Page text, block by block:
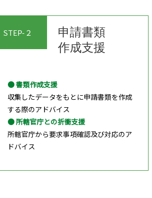
STEP-２
申請書類
作成支援
● 書類作成支援
収集したデータをもとに申請書類を作成
する際のアドバイス
● 所轄官庁との折衝支援
所轄官庁から要求事項確認及び対応のア
ドバイス